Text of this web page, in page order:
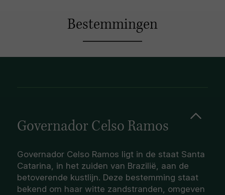
Bestemmingen
Governador Celso Ramos
Governador Celso Ramos ligt in de staat Santa
Catarina, in het zuiden van Brazilië, aan de
betoverende kustlijn. Deze bestemming staat
bekend om haar witte zandstranden, omgeven